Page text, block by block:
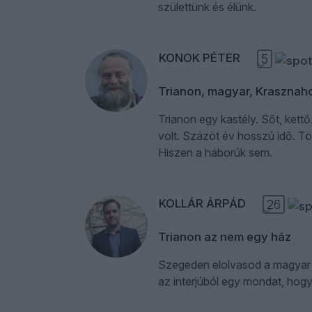
születtünk és élünk.
KONOK PÉTER 5
Trianon, magyar,
Trianon egy kastély. Sőt,
volt. Százöt év hosszú idő.
Hiszen a háborúk sem.
KOLLÁR ÁRPÁD 26
Trianon az nem egy ház
Szegeden elolvasod a
az interjúból egy mondat,